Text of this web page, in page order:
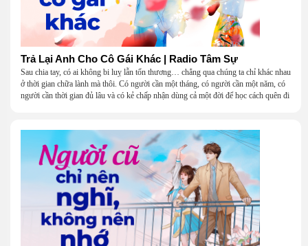
Trả Lại Anh Cho Cô Gái Khác | Radio Tâm Sự
Sau chia tay, có ai không bi luỵ lẫn tổn thương… chẳng qua chúng ta chỉ khác nhau
ở thời gian chữa lành mà thôi. Có người cần một tháng, có người cần một năm, có
người cần thời gian đủ lâu và có kẻ chấp nhận dùng cả một đời để học cách quên đi